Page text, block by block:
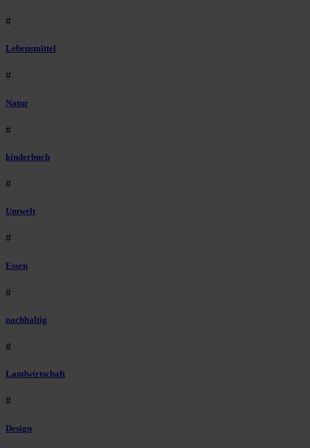
#
Lebensmittel
#
Natur
#
kinderbuch
#
Umwelt
#
Essen
#
nachhaltig
#
Landwirtschaft
#
Design